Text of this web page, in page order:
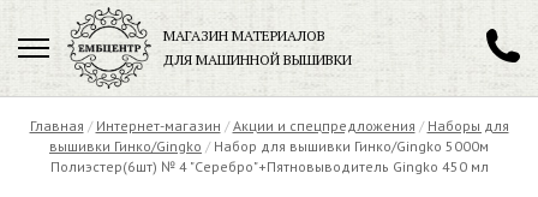
МАГАЗИН МАТЕРИАЛОВ
ДЛЯ МАШИННОЙ ВЫШИВКИ
+7 (901) 271-89-89
Главная / Интернет-магазин / Акции и спецпредложения / Наборы для
вышивки Гинко/Gingko / Набор для вышивки Гинко/Gingko 5000м
Полиэстер(6шт) № 4 "Серебро"+Пятновыводитель Gingko 450 мл